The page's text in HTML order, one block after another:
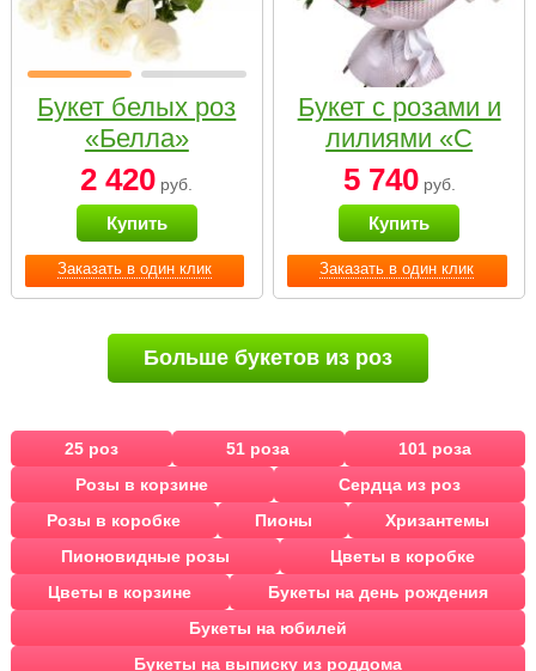
Заказать в один клик
Букет белых роз
«Белла»
2 420 руб.
Купить
Заказать в один клик
Букет с розами и
лилиями «С
наилучшими
пожеланиями»
5 740руб.
Купить
Больше букетов из роз
25 роз 51 роза
101 роза
Розы в корзине
Сердца из роз
Розы в коробке
Пионы
Хризантемы
Пионовидные розы
Цветы в коробке
Цветы в корзине
Букеты на день рождения
Букеты на юбилей
Букеты на выписку из роддома